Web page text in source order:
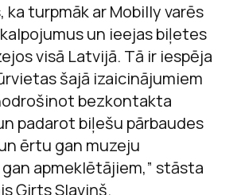
ka turpmāk ar Mobilly varēs
un ieejas biļetes
visā Latvijā. Tā ir iespēja
šajā izaicinājumiem
bezkontakta
padarot biļešu pārbaudes
ērtu gan muzeju
apmeklētājiem,” stāsta
Ģirts Slaviņš.